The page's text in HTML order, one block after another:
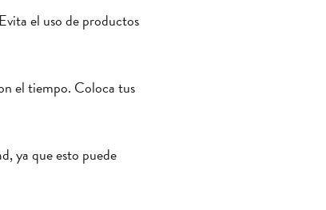
el uso de productos
el tiempo. Coloca tus
ya que esto puede